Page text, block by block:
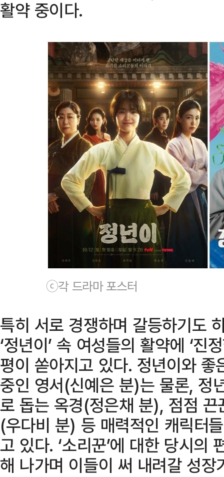
활약 중이다.
ⓒ각 드라마 포스터
특히 서로 경쟁하며 갈등하기도
‘정년이’ 속 여성들의 활약에 ‘진
평이 쏟아지고 있다. 정년이와
중인 영서(신예은 분)는 물론, 정
로 돕는 옥경(정은채 분), 점점
(우다비 분) 등 매력적인 캐릭터
고 있다. ‘소리꾼’에 대한 당시의
해 나가며 이들이 써 내려갈 성장